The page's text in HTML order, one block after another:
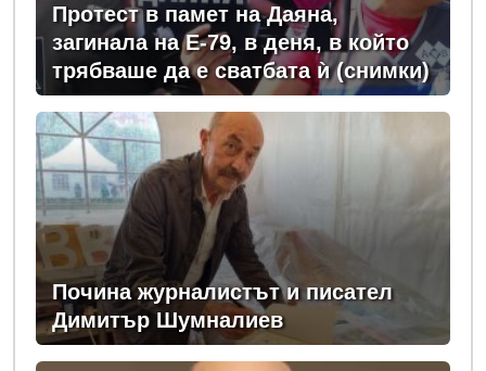
Протест в памет на Даяна,
загинала на Е-79, в деня, в който
трябваше да е сватбата ѝ (снимки)
Почина журналистът и писател
Димитър Шумналиев